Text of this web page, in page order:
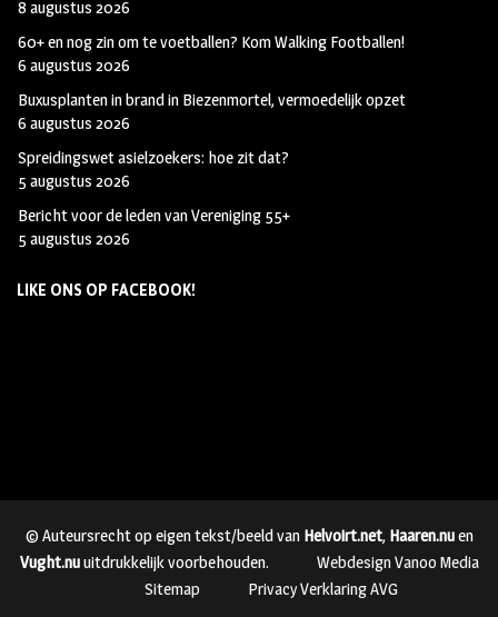
8 augustus 2026
60+ en nog zin om te voetballen? Kom Walking Footballen!
6 augustus 2026
Buxusplanten in brand in Biezenmortel, vermoedelijk opzet
6 augustus 2026
Spreidingswet asielzoekers: hoe zit dat?
5 augustus 2026
Bericht voor de leden van Vereniging 55+
5 augustus 2026
LIKE ONS OP FACEBOOK!
© Auteursrecht op eigen tekst/beeld van Helvoirt.net, Haaren.nuen
Vught.nuuitdrukkelijk voorbehouden.
Webdesign Vanoo Media
Sitemap
Privacy Verklaring AVG